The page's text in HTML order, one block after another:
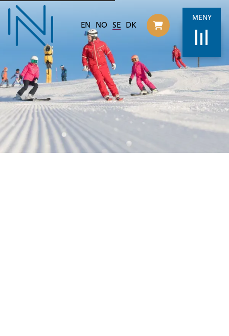
EN NO SE DK
Til
MENY